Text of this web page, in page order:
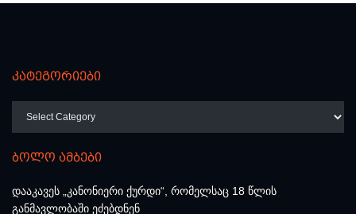
კატეგორიები
ბოლო ამბები
დააკავეს „კანონიერი ქურდი“, რომელსაც 18 წლის
განმავლობაში ეძებდნენ